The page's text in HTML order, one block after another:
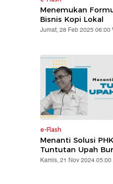
Menemukan
Bisnis Kopi Lokal
Jumat, 28 Feb 2025 06:00
e-Flash
Menanti Solusi
Tuntutan Upah
Kamis, 21 Nov 2024 05:00